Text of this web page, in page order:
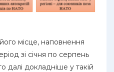
місце, наповнення
зі січня по серпень
далі докладніше у такій